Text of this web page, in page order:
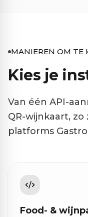
MANIEREN OM TE
Kies je
Van één API-
QR-wijnkaart,
platforms
Food- &